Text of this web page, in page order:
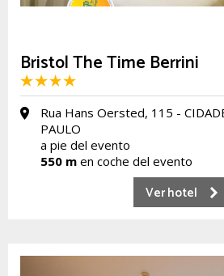
Bristol The Time Berrini
Rua Hans Oersted, 115 -
PAULO
a pie del evento
550 m en coche del evento
Ver hotel